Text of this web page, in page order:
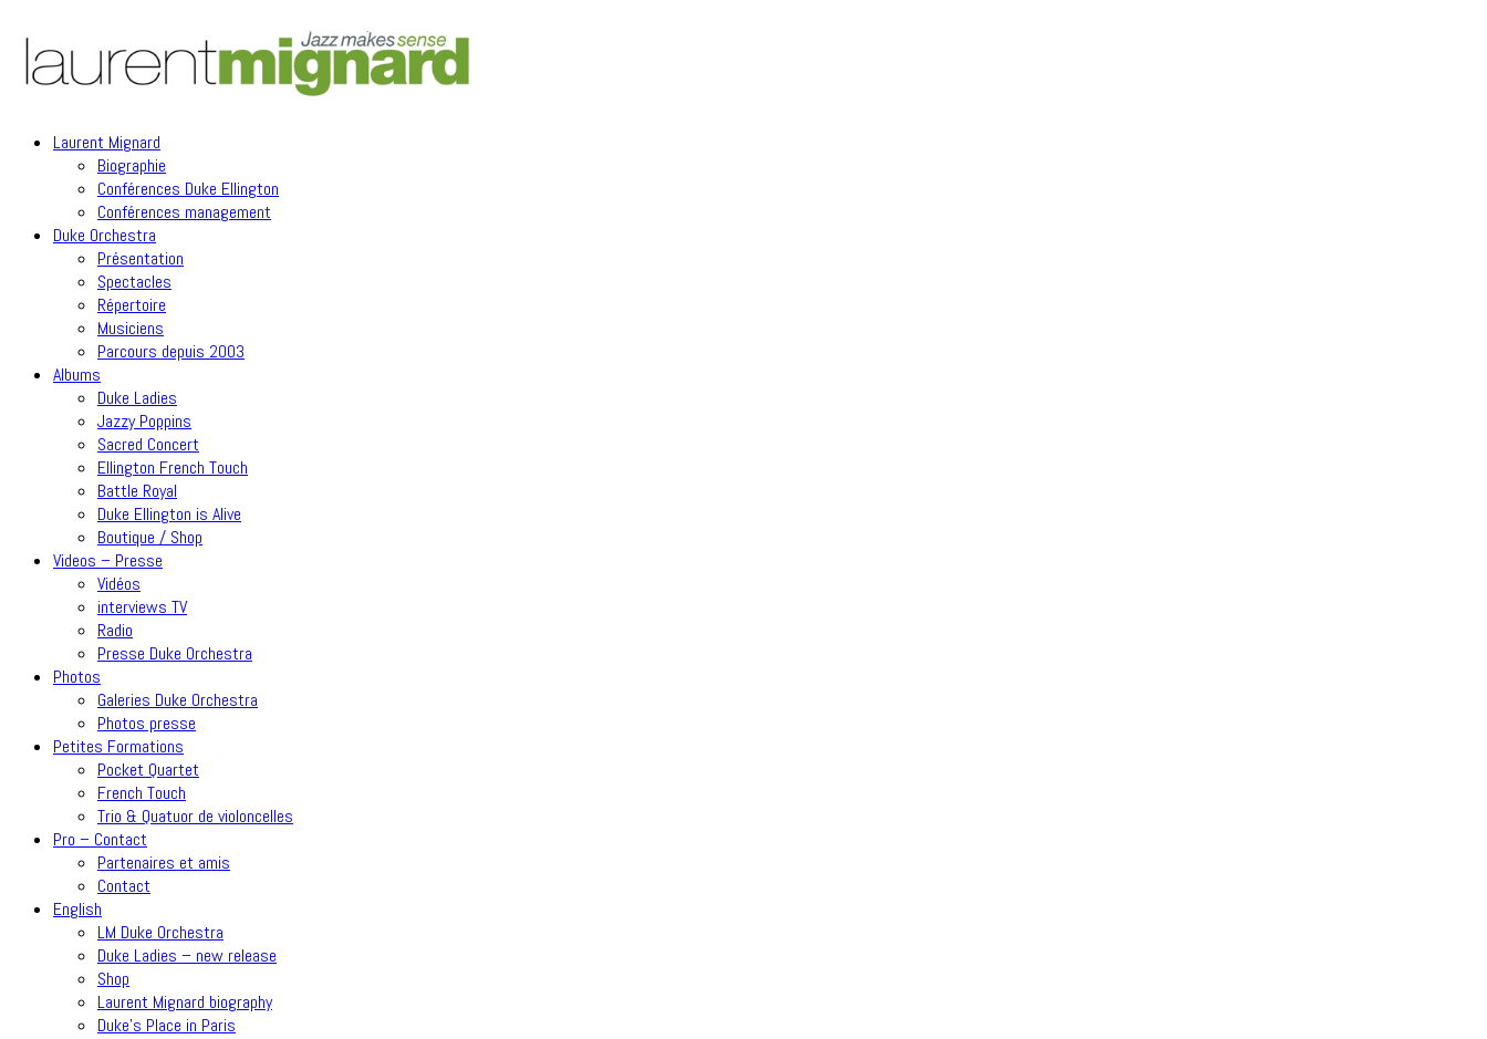
Laurent Mignard
Biographie
Conférences Duke Ellington
Conférences management
Duke Orchestra
Présentation
Spectacles
Répertoire
Musiciens
Parcours depuis 2003
Albums
Duke Ladies
Jazzy Poppins
Sacred Concert
Ellington French Touch
Battle Royal
Duke Ellington is Alive
Boutique / Shop
Videos – Presse
Vidéos
interviews TV
Radio
Presse Duke Orchestra
Photos
Galeries Duke Orchestra
Photos presse
Petites Formations
Pocket Quartet
French Touch
Trio & Quatuor de violoncelles
Pro – Contact
Partenaires et amis
Contact
English
LM Duke Orchestra
Duke Ladies – new release
Shop
Laurent Mignard biography
Duke’s Place in Paris